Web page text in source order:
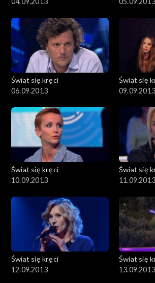
Świat się kręci
06.09.2013
Świat się
09.09.2013
Świat się kręci
10.09.2013
Świat się
11.09.2013
Świat się kręci
12.09.2013
Świat się
13.09.2013